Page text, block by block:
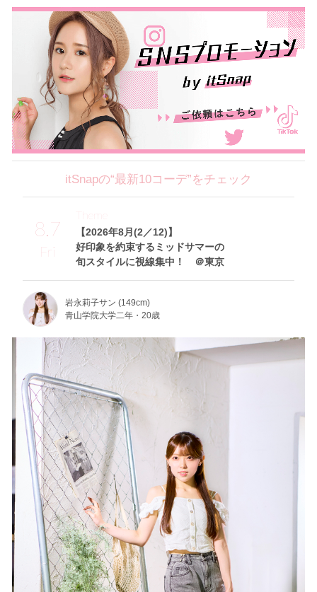
itSnapの“最新10コーデ”をチェック
8.7
Fri
【2026年8月(2／12)】
好印象を約束するミッドサマーの
旬スタイルに視線集中！ ＠東京
Theme
岩永莉子サン (149cm)
青山学院大学二年・20歳